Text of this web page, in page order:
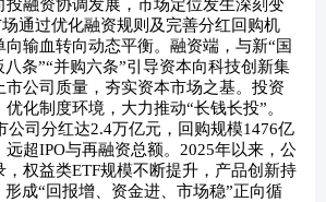
投融资协调发展，市场定位发生深刻变
通过优化融资规则及完善分红回购机
输血转向动态平衡。融资端，与新“国
八条”“并购六条”引导资本向科技创新集
市公司质量，夯实资本市场之基。投资
化制度环境，大力推动“长钱长投”。
公司分红达2.4万亿元，回购规模1476亿
超IPO与再融资总额。2025年以来，公
权益类ETF规模不断提升，产品创新持
形成“回报增、资金进、市场稳”正向循